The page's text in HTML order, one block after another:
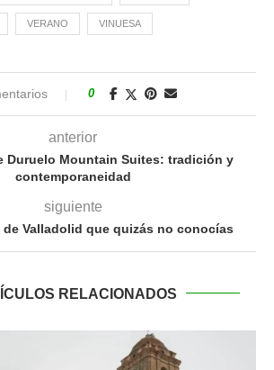
VERANO VINUESA
0
anterior
Duruelo Mountain Suites: tradición y
contemporaneidad
siguiente
Valladolid que quizás no conocías
RELACIONADOS